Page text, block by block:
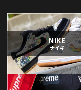
NIKE
ナイキ